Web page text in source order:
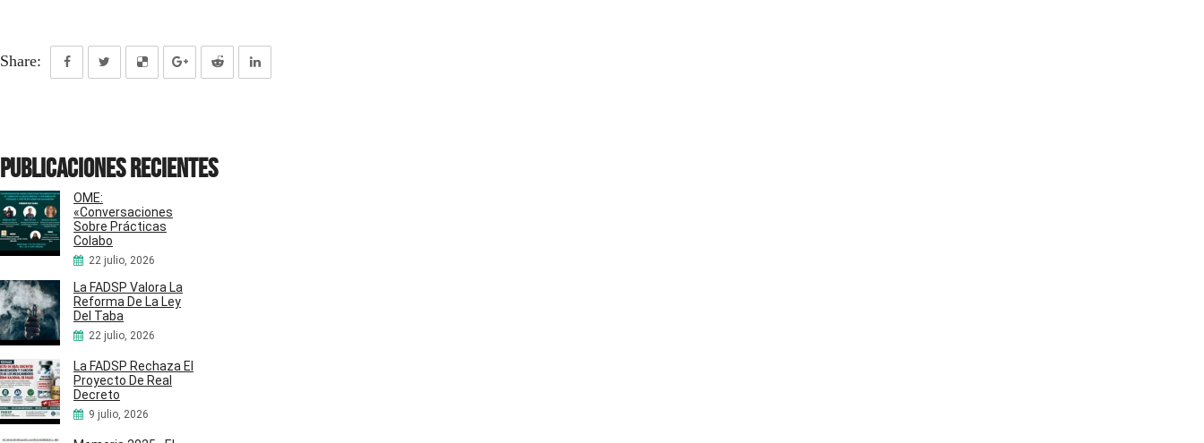
Share:
Publicaciones recientes
OME:
«Conversaciones
Sobre Prácticas
Colabo
22 julio, 2026
La FADSP Valora La
Reforma De La Ley
Del Taba
22 julio, 2026
La FADSP Rechaza El
Proyecto De Real
Decreto
9 julio, 2026